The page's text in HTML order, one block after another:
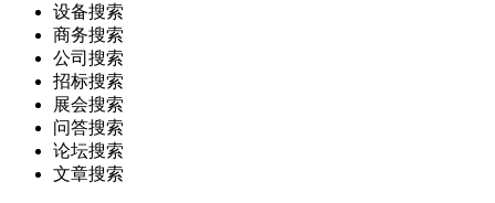
设备搜索
商务搜索
公司搜索
招标搜索
展会搜索
问答搜索
论坛搜索
文章搜索